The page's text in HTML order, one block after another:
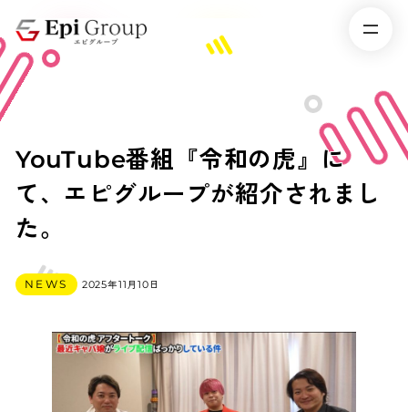
YouTube番組『令和の虎』に
て、エピグループが紹介されまし
た。
投稿日
2025年11月10日
カテゴリー
NEWS